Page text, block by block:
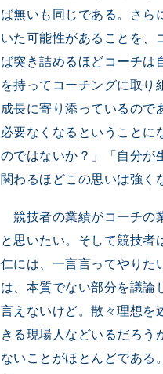
ば無いも同じである。さら
いた可能性があることを、
ば突き詰めるほどコーチは
を持ってコーチングに取り
成長に寄り添っているので
必要なくなるということに
のではないか？」「自分が
関わるほどこの思いは強く
競技者の業績がコーチの
と思いたい。そして競技者
仁には、一言言ってやりた
は、本質でない部分を議論
言えないけど。散々理想を
きる現場人などいるだろう
ないことがほとんどである